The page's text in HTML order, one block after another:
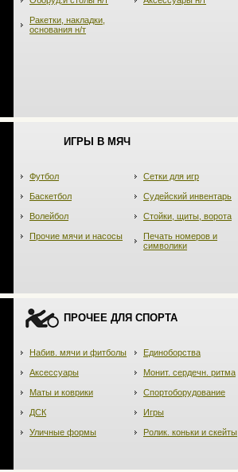
Ракетки, накладки,
основания н/т
ИГРЫ В МЯЧ
Футбол
Баскетбол
Волейбол
Прочие мячи и насосы
Сетки для игр
Судейский инвентарь
Стойки, щиты, ворота
Печать номеров и
символики
ПРОЧЕЕ ДЛЯ СПОРТА
Набив. мячи и фитболы
Аксессуары
Маты и коврики
ДСК
Уличные формы
Единоборства
Монит. сердечн. ритма
Спортоборудование
Игры
Ролик. коньки и скейты